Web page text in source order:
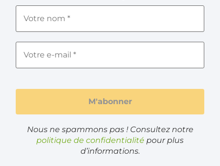
Nous ne spammons pas ! Consultez notre
politique de confidentialité pour plus
d’informations.